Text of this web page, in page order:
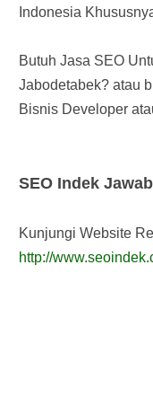
Indonesia
Butuh Jasa SEO
Jabodetabek? atau
Bisnis Developer
SEO Indek
Kunjungi Website
http://